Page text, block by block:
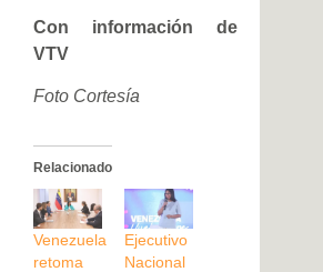
Con información de
VTV
Foto Cortesía
Relacionado
Venezuela
retoma
Ejecutivo
Nacional